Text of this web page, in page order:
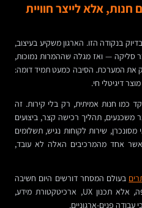
אלא לייצר חוויית
בנקודה הזו. הארגון משקיע בעיצוב,
סליקה — ואז מגלה שההמרות נמוכות,
את המערכת. הסיבה כמעט תמיד דומה:
דיגיטלי חי.
כמו חנות אמיתית, רק בלי קירות. זה
משכנעים, תהליך רכישה קצר, ביצועים
שירות לקוחות נגיש, תשלומים
אחד מהמרכיבים האלה לא עובד,
בעולם המסחר דורשים היום חשיבה
רחבה יותר: לא רק שכבת פרונט יפה, אלא תכנון UX, ארכיטקטורת מידע,
עבודה פנים-ארגוניים.